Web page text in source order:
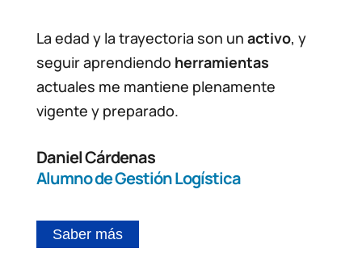
La edad y la trayectoria son un activo, y
seguir aprendiendo herramientas
actuales me mantiene plenamente
vigente y preparado.
Daniel Cárdenas
Alumno de Gestión Logística
Saber más